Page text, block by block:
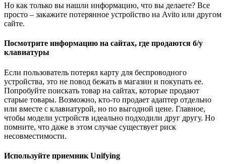
Но как только вы нашли информацию, что вы делаете? Все
просто – закажите потерянное устройство на Avito или другом
сайте.
Посмотрите информацию на сайтах, где продаются б/у
клавиатуры
Если пользователь потерял карту для беспроводного
устройства, это не повод бежать в магазин и покупать ее.
Попробуйте поискать товар на сайтах, которые продают
старые товары. Возможно, кто-то продает адаптер отдельно
или вместе с клавиатурой, но по выгодной цене. Главное,
чтобы модели устройств идеально подходили друг другу. Но
помните, что даже в этом случае существует риск
несовместимости.
Используйте приемник Unifying